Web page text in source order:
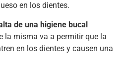
en los dientes.
de una higiene bucal
la misma va a permitir que la
en los dientes y causen una